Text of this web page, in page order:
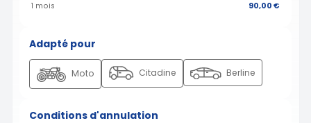
1 mois 90,00 €
Adapté pour
Moto Citadine Berline
Conditions d'annulation